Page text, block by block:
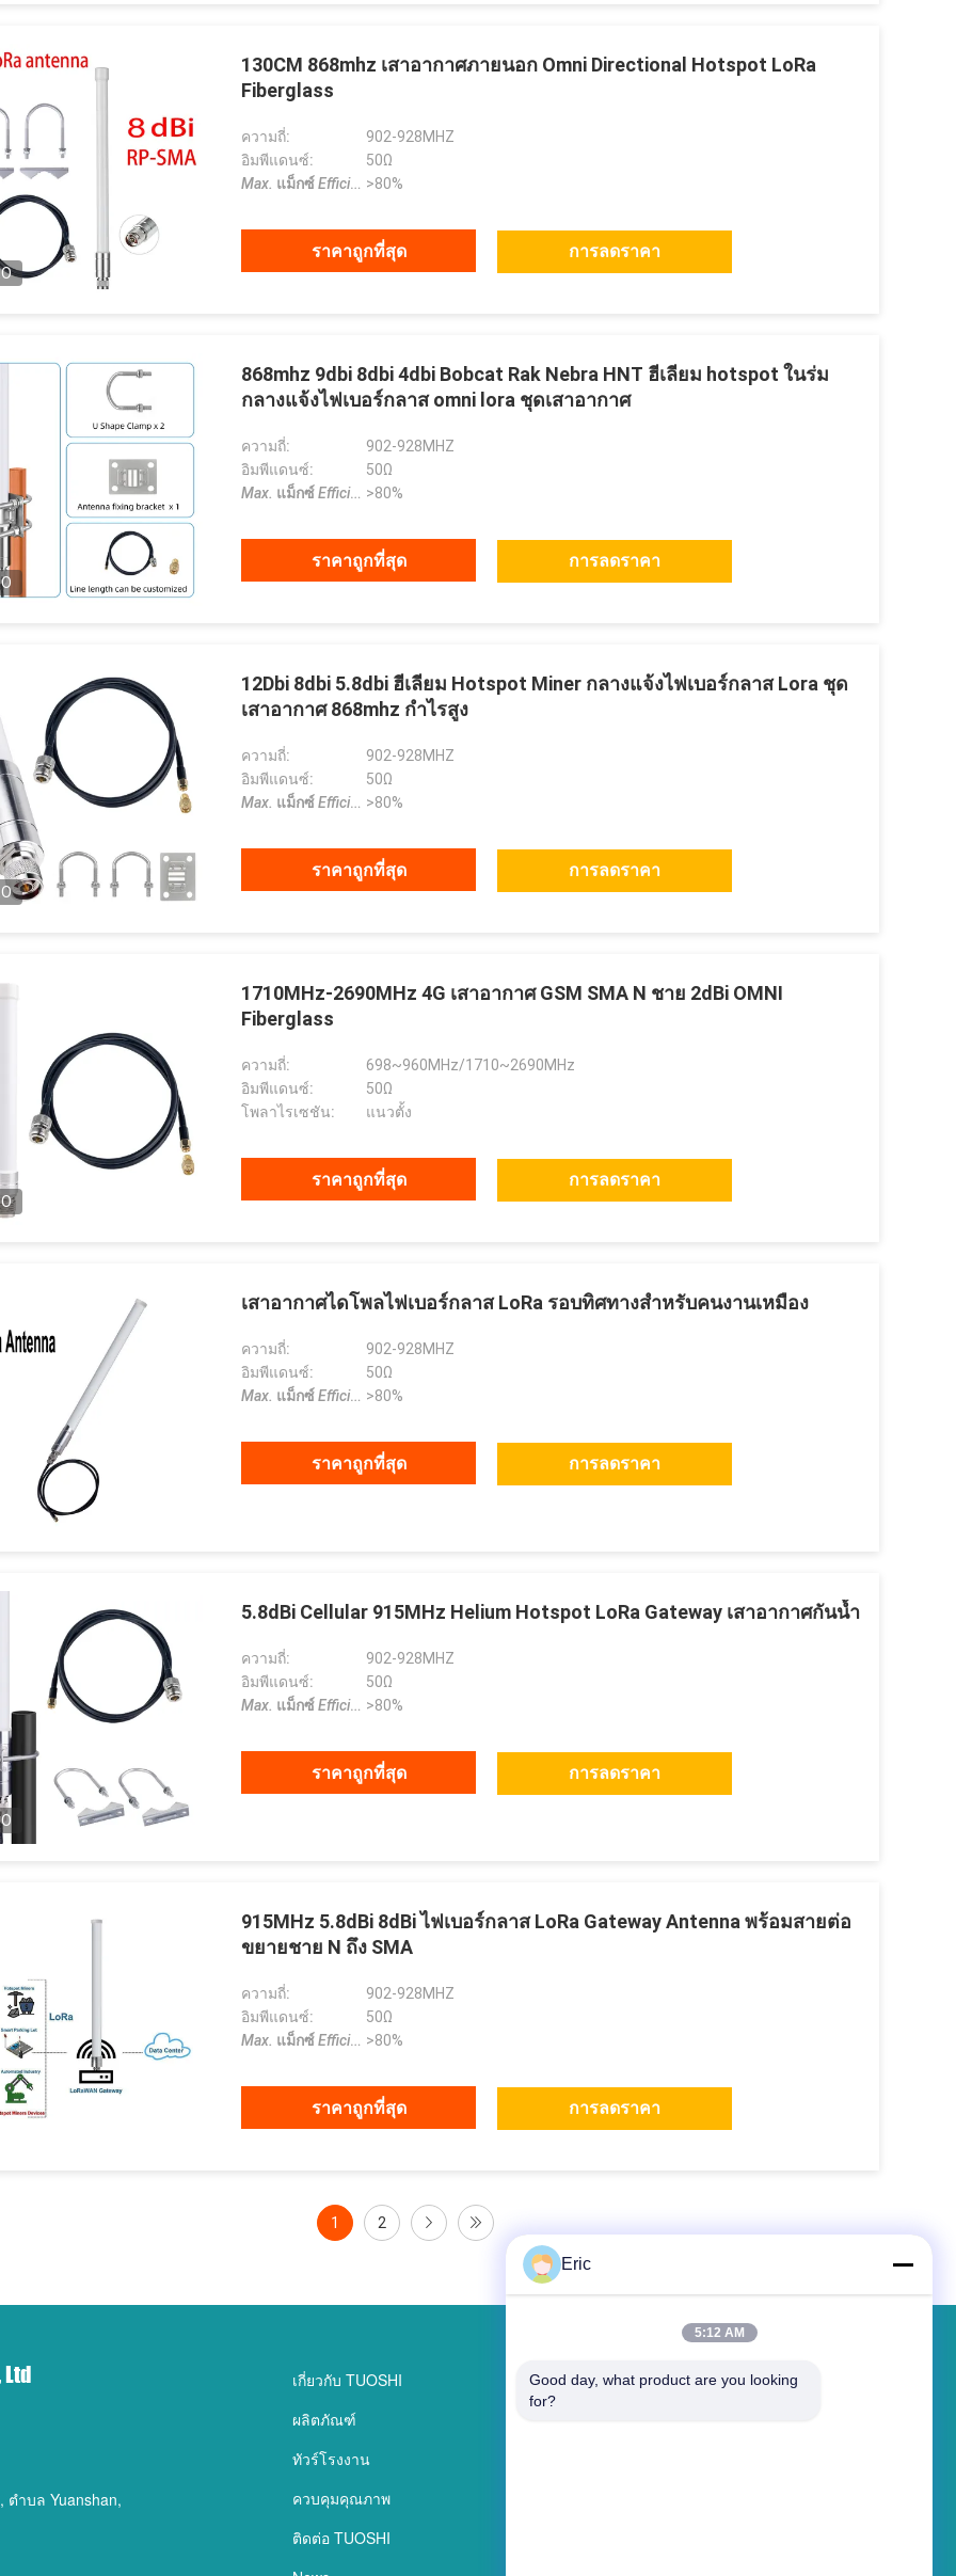
компания,
установила
и имеет
сотрудни.
เราทำงานร่วมกันมา 5 ปีแล้ว พวก
เขาเป็นซัพพลายเออร์ที่ดีและเป็น
เพื่อนที่ดี เป็นเกียรติที่ได้ร่วมงานกับ
พวกเขา
130CM 868mhz เสาอากาศภายนอก Omni Directional Hotspot LoRa
Fiberglass
ความถี่:
902-928MHZ
อิมพีแดนซ์:
50Ω
Max. แม็กซ์Efficiency ประสิทธิภาพ
>80%
ราคาถูกที่สุด การลดราคา
868mhz 9dbi 8dbi 4dbi Bobcat Rak Nebra HNT ฮีเลียม hotspot ในร่ม
กลางแจ้งไฟเบอร์กลาส omni lora ชุดเสาอากาศ
ความถี่:
902-928MHZ
อิมพีแดนซ์:
50Ω
Max. แม็กซ์Efficiency ประสิทธิภาพ
>80%
ราคาถูกที่สุด การลดราคา
12Dbi 8dbi 5.8dbi ฮีเลียม Hotspot Miner กลางแจ้งไฟเบอร์กลาส Lora ชุด
เสาอากาศ 868mhz กำไรสูง
ความถี่:
902-928MHZ
อิมพีแดนซ์:
50Ω
Max. แม็กซ์Efficiency ประสิทธิภาพ
>80%
ราคาถูกที่สุด การลดราคา
1710MHz-2690MHz 4G เสาอากาศ GSM SMA N ชาย 2dBi OMNI
Fiberglass
ความถี่:
698~960MHz/1710~2690MHz
อิมพีแดนซ์:
50Ω
โพลาไรเซชัน:
แนวตั้ง
ราคาถูกที่สุด การลดราคา
เสาอากาศไดโพลไฟเบอร์กลาส LoRa รอบทิศทางสำหรับคนงานเหมือง
ความถี่:
902-928MHZ
อิมพีแดนซ์:
50Ω
Max. แม็กซ์Efficiency ประสิทธิภาพ
>80%
ราคาถูกที่สุด การลดราคา
5.8dBi Cellular 915MHz Helium Hotspot LoRa Gateway เสาอากาศกันน้ำ
ความถี่:
902-928MHZ
อิมพีแดนซ์:
50Ω
Max. แม็กซ์Efficiency ประสิทธิภาพ
>80%
ราคาถูกที่สุด การลดราคา
915MHz 5.8dBi 8dBi ไฟเบอร์กลาส LoRa Gateway Antenna พร้อมสายต่อ
ขยายชาย N ถึง SMA
ความถี่:
902-928MHZ
อิมพีแดนซ์:
50Ω
Max. แม็กซ์Efficiency ประสิทธิภาพ
>80%
ราคาถูกที่สุด การลดราคา
1 2
Ltd
ตำบล Yuanshan,
เกี่ยวกับ TUOSHI
ผลิตภัณฑ์
ทัวร์โรงงาน
ควบคุมคุณภาพ
ติดต่อ TUOSHI
ฝากข้อความ
Eric
5:12 AM
Good day, what product are you looking
for?